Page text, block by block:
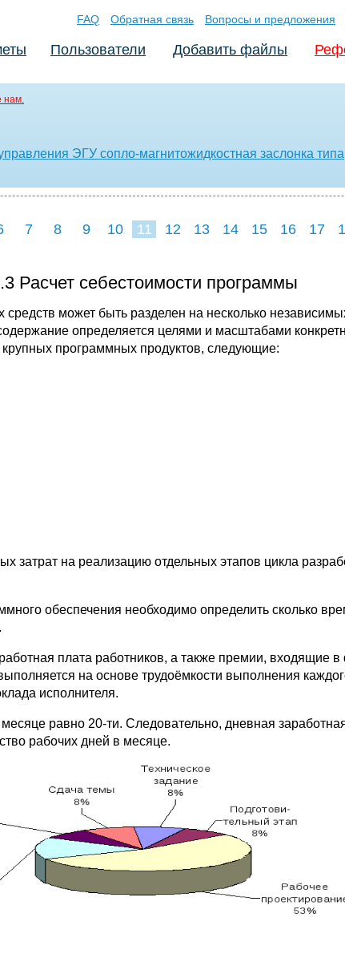
FAQ Обратная связь Вопросы и предложения
Пользователи Добавить файлы
нам.
ЭГУ сопло-магнитожидкостная заслонка типа
7 8 9 10 11 12 13 14 15 16 17
Расчет себестоимости программы
может быть разделен на несколько
определяется целями и масштабами
программных продуктов, следующие:
затрат на реализацию отдельных этапов цикла
обеспечения необходимо определить сколько
плата работников, а также премии, входящие
на основе трудоёмкости выполнения
исполнителя.
равно 20-ти. Следовательно, дневная
рабочих дней в месяце.